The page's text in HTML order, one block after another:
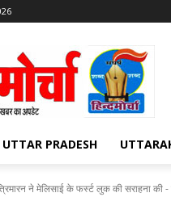
UTTAR PRADESH
ने मेलिसाई के फर्स्ट लुक की सराहना की